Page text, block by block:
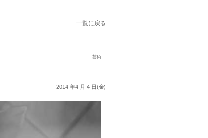
一覧に戻る
芸術
2014 年4 月 4 日(金)